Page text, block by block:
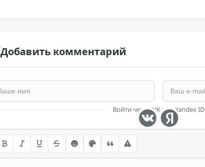
Добавить комментарий
Войти через VK или Yandex ID